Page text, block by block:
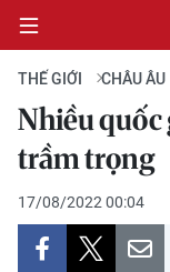
CHÍNH TRỊ
KINH TẾ
VĂN HÓA
THẾ GIỚI CHÂU ÂU
Nhiều quốc
trầm trọng
17/08/2022 00:04